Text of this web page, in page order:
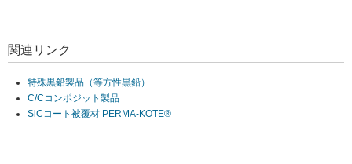
関連リンク
特殊黒鉛製品（等方性黒鉛）
C/Cコンポジット製品
SiCコート被覆材 PERMA-KOTE®